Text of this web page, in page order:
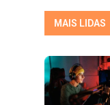
MAIS LIDAS